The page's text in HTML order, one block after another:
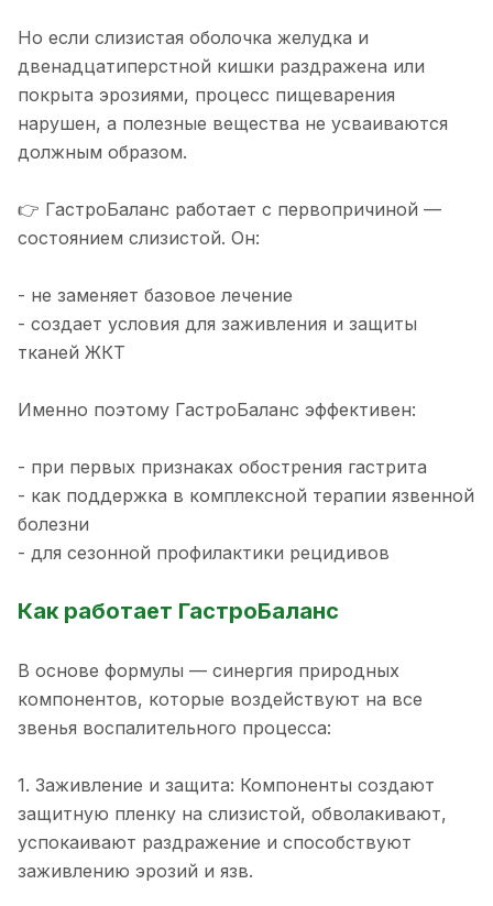
Но если слизистая оболочка желудка и
двенадцатиперстной кишки раздражена или
покрыта эрозиями, процесс пищеварения
нарушен, а полезные вещества не усваиваются
должным образом.
👉 ГастроБаланс работает с первопричиной —
состоянием слизистой. Он:
- не заменяет базовое лечение
- создает условия для заживления и защиты
тканей ЖКТ
Именно поэтому ГастроБаланс эффективен:
- при первых признаках обострения гастрита
- как поддержка в комплексной терапии язвенной
болезни
- для сезонной профилактики рецидивов
Как работает ГастроБаланс
В основе формулы — синергия природных
компонентов, которые воздействуют на все
звенья воспалительного процесса:
1. Заживление и защита: Компоненты создают
защитную пленку на слизистой, обволакивают,
успокаивают раздражение и способствуют
заживлению эрозий и язв.